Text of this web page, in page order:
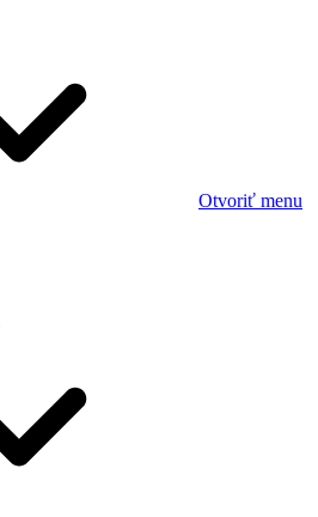
Otvoriť menu